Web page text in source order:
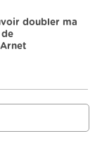
doubler ma